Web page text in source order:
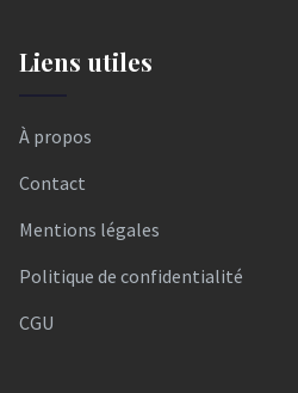
Liens utiles
À propos
Contact
Mentions légales
Politique de confidentialité
CGU